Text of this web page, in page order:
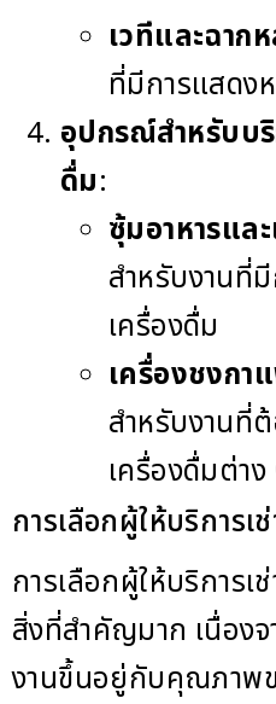
เวทีและฉาก
ที่มีการแสดง
อุปกรณ์สำหรับบริ
ดื่ม:
ซุ้มอาหารแล
สำหรับงานที่
เครื่องดื่ม
เครื่องชงกา
สำหรับงานที่
เครื่องดื่มต่าง
การเลือกผู้ให้บริการ
การเลือกผู้ให้บริการ
สิ่งที่สำคัญมาก เนื่องจ
งานขึ้นอยู่กับคุณภาพ